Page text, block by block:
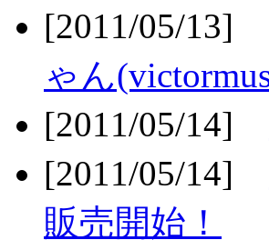
[2011/05/13]
ゃん
[2011/05/14]
[2011/05/14]
販売開始！